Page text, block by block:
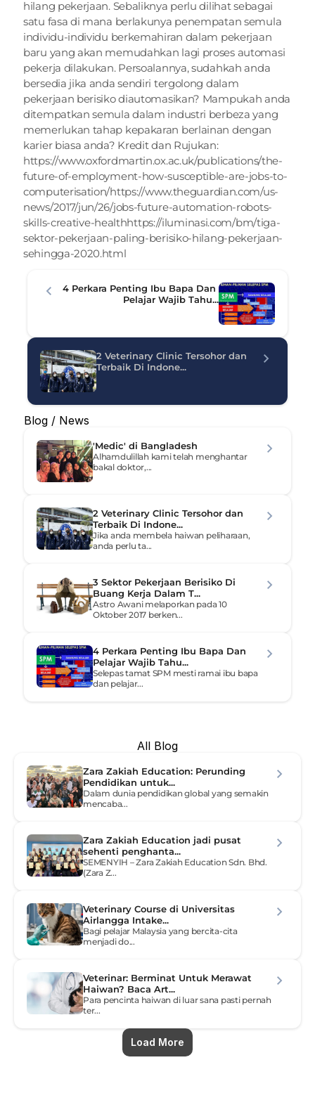
hilang pekerjaan. Sebaliknya perlu dilihat sebagai
satu fasa di mana berlakunya penempatan semula
individu-individu berkemahiran dalam pekerjaan
baru yang akan memudahkan lagi proses automasi
pekerja dilakukan. Persoalannya, sudahkah anda
bersedia jika anda sendiri tergolong dalam
pekerjaan berisiko diautomasikan? Mampukah anda
ditempatkan semula dalam industri berbeza yang
memerlukan tahap kepakaran berlainan dengan
karier biasa anda? Kredit dan Rujukan:
https://www.oxfordmartin.ox.ac.uk/publications/the-
future-of-employment-how-susceptible-are-jobs-to-
computerisation/https://www.theguardian.com/us-
news/2017/jun/26/jobs-future-automation-robots-
skills-creative-healthhttps://iluminasi.com/bm/tiga-
sektor-pekerjaan-paling-berisiko-hilang-pekerjaan-
sehingga-2020.html
4 Perkara Penting Ibu Bapa Dan
Pelajar Wajib Tahu...
2 Veterinary Clinic Tersohor dan
Terbaik Di Indone...
Blog / News
'Medic' di Bangladesh
Alhamdulillah kami telah menghantar
bakal doktor,...
2 Veterinary Clinic Tersohor dan
Terbaik Di Indone...
Jika anda membela haiwan peliharaan,
anda perlu ta...
3 Sektor Pekerjaan Berisiko Di
Buang Kerja Dalam T...
Astro Awani melaporkan pada 10
Oktober 2017 berken...
4 Perkara Penting Ibu Bapa Dan
Pelajar Wajib Tahu...
Selepas tamat SPM mesti ramai ibu bapa
dan pelajar...
All Blog
Zara Zakiah Education: Perunding
Pendidikan untuk...
Dalam dunia pendidikan global yang semakin
mencaba...
Zara Zakiah Education jadi pusat
sehenti penghanta...
SEMENYIH – Zara Zakiah Education Sdn. Bhd.
(Zara Z...
Veterinary Course di Universitas
Airlangga Intake...
Bagi pelajar Malaysia yang bercita-cita
menjadi do...
Veterinar: Berminat Untuk Merawat
Haiwan? Baca Art...
Para pencinta haiwan di luar sana pasti pernah
ter...
Load More